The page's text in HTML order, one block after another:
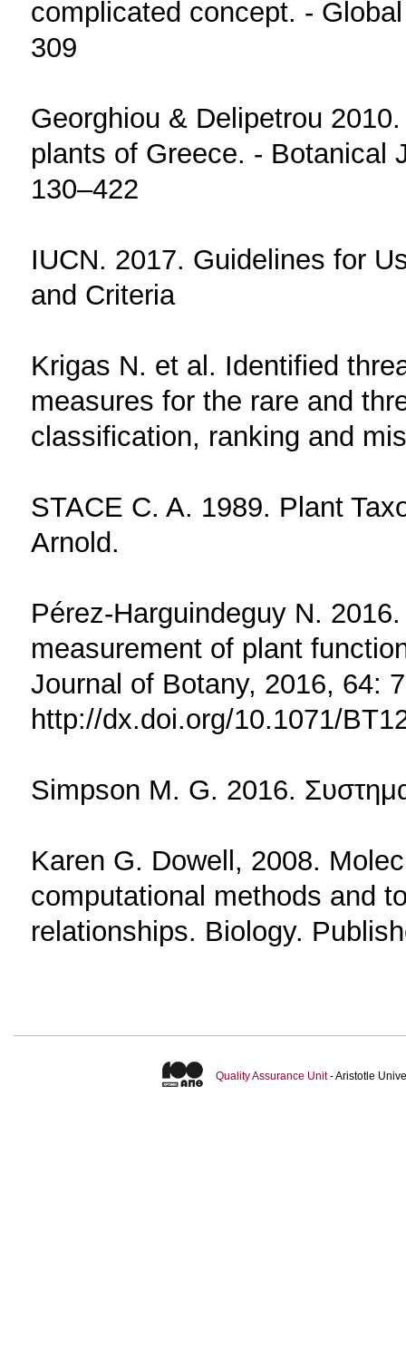
complicated concept. -
309
Georghiou & Delipetrou
plants of Greece. - Botanical
130–422
IUCN. 2017. Guidelines for
and Criteria
Krigas N. et al. Identified
measures for the rare and
classification, ranking and
STACE C. A. 1989. Plant
Arnold.
Pérez-Harguindeguy N.
measurement of plant
Journal of Botany, 2016, 64:
http://dx.doi.org/10.1071/
Simpson M. G. 2016.
Karen G. Dowell, 2008.
computational methods and
relationships. Biology.
Quality Assurance Unit- Aristotle